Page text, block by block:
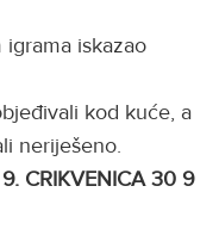
iskazao
kod kuće, a
neriješeno.
9. CRIKVENICA 30 9